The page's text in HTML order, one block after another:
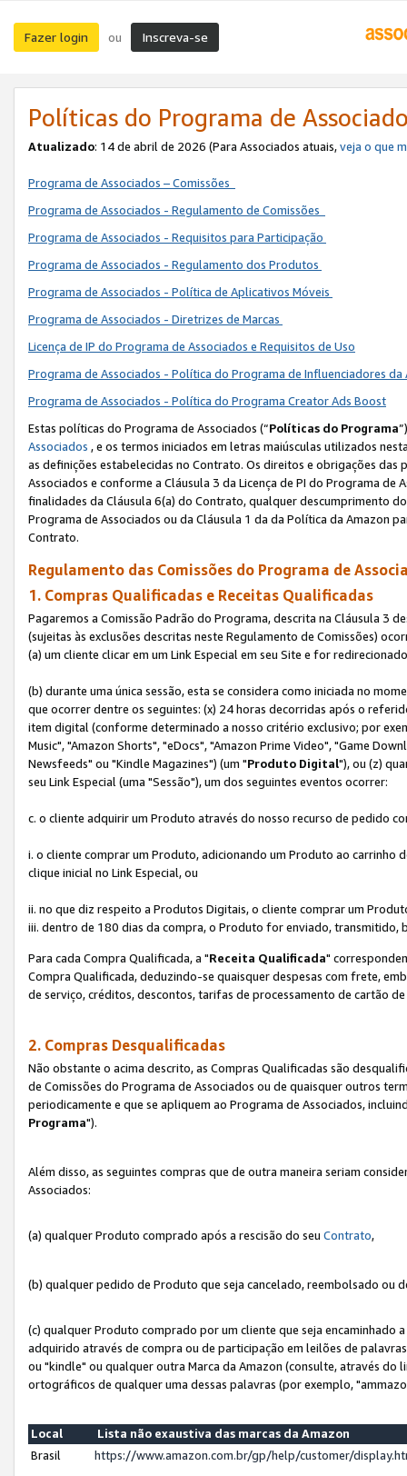
Fazer login ou Inscreva-se
Políticas do Programa de
Atualizado: 14 de abril de 2026 (Para Associados atuais,veja o que
Programa de Associados – Comissões
Programa de Associados - Regulamento de Comissões
Programa de Associados - Requisitos para Participação
Programa de Associados - Regulamento dos Produtos
Programa de Associados - Política de Aplicativos Móveis
Programa de Associados - Diretrizes de Marcas
Licença de IP do Programa de Associados e Requisitos de Uso
Programa de Associados - Política do Programa de Influenciadores
Programa de Associados - Política do Programa Creator Ads Boost
Estas políticas do Programa de Associados (“Políticas do Programa
Associados , e os termos iniciados em letras maiúsculas utilizados
as definições estabelecidas no Contrato. Os direitos e obrigações
Associados e conforme a Cláusula 3 da Licença de PI do Programa
finalidades da Cláusula 6(a) do Contrato, qualquer descumprimento
Programa de Associados ou da Cláusula 1 da da Política da Amazon
Contrato.
Regulamento das Comissões do Programa de
1. Compras Qualificadas e Receitas Qualificadas
Pagaremos a Comissão Padrão do Programa, descrita na Cláusula 3
(sujeitas às exclusões descritas neste Regulamento de Comissões)
(a) um cliente clicar em um Link Especial em seu Site e for
(b) durante uma única sessão, esta se considera como iniciada no
que ocorrer dentre os seguintes: (x) 24 horas decorridas após o
item digital (conforme determinado a nosso critério exclusivo; por
Music", "Amazon Shorts", "eDocs", "Amazon Prime Video", "Game
Newsfeeds" ou "Kindle Magazines") (um "Produto Digital"), ou (z)
seu Link Especial (uma "Sessão"), um dos seguintes eventos ocorrer:
c. o cliente adquirir um Produto através do nosso recurso de pedido
i. o cliente comprar um Produto, adicionando um Produto ao
clique inicial no Link Especial, ou
ii. no que diz respeito a Produtos Digitais, o cliente comprar um
iii. dentro de 180 dias da compra, o Produto for enviado, transmitido,
Para cada Compra Qualificada, a "Receita Qualificada"
Compra Qualificada, deduzindo-se quaisquer despesas com frete,
de serviço, créditos, descontos, tarifas de processamento de cartão
2. Compras Desqualificadas
Não obstante o acima descrito, as Compras Qualificadas são
de Comissões do Programa de Associados ou de quaisquer outros
periodicamente e que se apliquem ao Programa de Associados,
Programa").
Além disso, as seguintes compras que de outra maneira seriam
Associados:
(a) qualquer Produto comprado após a rescisão do seu Contrato,
(b) qualquer pedido de Produto que seja cancelado, reembolsado ou
(c) qualquer Produto comprado por um cliente que seja encaminhado
adquirido através de compra ou de participação em leilões de
ou "kindle" ou qualquer outra Marca da Amazon (consulte, através do
ortográficos de qualquer uma dessas palavras (por exemplo,
Local
Lista não exaustiva das marcas da Amazon
Brasil
https://www.amazon.com.br/gp/help/customer/